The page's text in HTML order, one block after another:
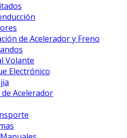
de Acelerador y Freno
Volante
Electrónico
Acelerador